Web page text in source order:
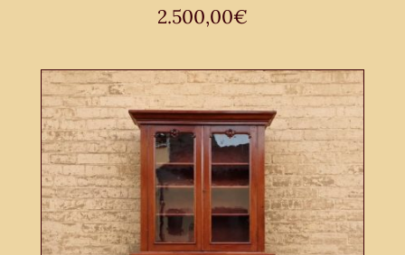
2.500,00€